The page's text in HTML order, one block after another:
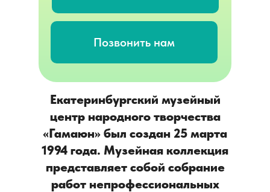
Екатеринбургский музейный
центр народного творчества
«Гамаюн» был создан 25 марта
1994 года. Музейная коллекция
представляет собой собрание
работ непрофессиональных
Позвонить нам